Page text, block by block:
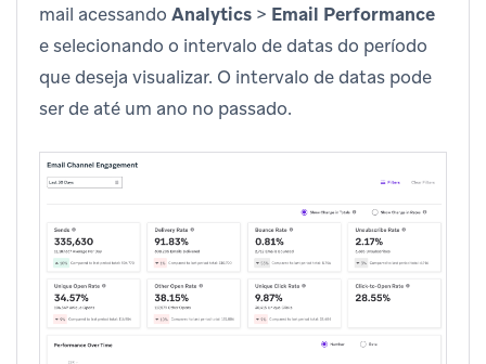
mail acessando Analytics > Email Performance
e selecionando o intervalo de datas do período
que deseja visualizar. O intervalo de datas pode
ser de até um ano no passado.